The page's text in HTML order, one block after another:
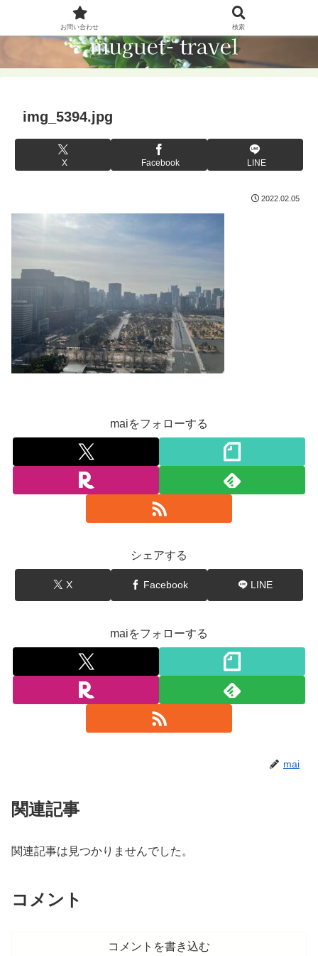
img_5394.jpg
X Facebook LINE
2022.02.05
maiをフォローする
シェアする
X Facebook LINE
maiをフォローする
mai
関連記事
関連記事は見つかりませんでした。
コメント
コメントを書き込む
お問い合わせ 検索